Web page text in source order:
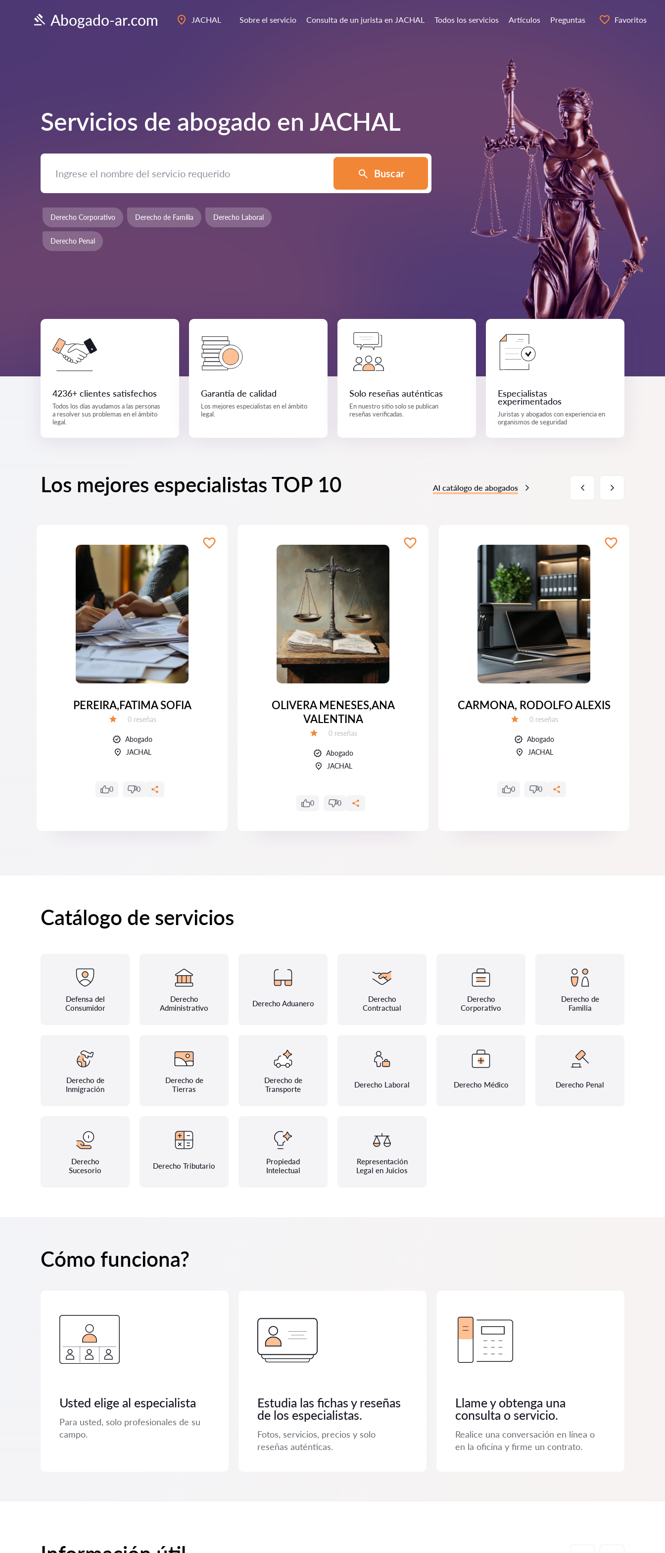
Abogado-ar.com JACHAL Sobre el servicio Consulta de un jurista en JACHAL Todos los servicios Artículos Preguntas Favoritos
Servicios de abogado en JACHAL
Buscar
Derecho Corporativo Derecho de Familia Derecho Laboral
Derecho Penal
4236+ clientes satisfechos
Todos los días ayudamos a las personas
a resolver sus problemas en el ámbito
legal.
Garantía de calidad
Los mejores especialistas en el ámbito
legal.
Solo reseñas auténticas
En nuestro sitio solo se publican
reseñas verificadas.
Especialistas
experimentados
Juristas y abogados con experiencia en
organismos de seguridad
Los mejores especialistas TOP 10 Al catálogo de abogados
PEREIRA,FATIMA SOFIA
Número de reseñas:
0 reseñas
Abogado
JACHAL
0 0
OLIVERA MENESES,ANA
VALENTINA
Número de reseñas:
0 reseñas
Abogado
JACHAL
0 0
CARMONA, RODOLFO ALEXIS
Número de reseñas:
0 reseñas
Abogado
JACHAL
0 0
Catálogo de servicios
Defensa del
Consumidor
Derecho
Administrativo
Derecho Aduanero
Derecho
Contractual
Derecho
Corporativo
Derecho de
Familia
Derecho de
Inmigración
Derecho de
Tierras
Derecho de
Transporte
Derecho Laboral Derecho Médico Derecho Penal
Derecho
Sucesorio
Derecho Tributario
Propiedad
Intelectual
Representación
Legal en Juicios
Cómo funciona?
Usted elige al especialista
Para usted, solo profesionales de su
campo.
Estudia las fichas y reseñas
de los especialistas.
Fotos, servicios, precios y solo
reseñas auténticas.
Llame y obtenga una
consulta o servicio.
Realice una conversación en línea o
en la oficina y firme un contrato.